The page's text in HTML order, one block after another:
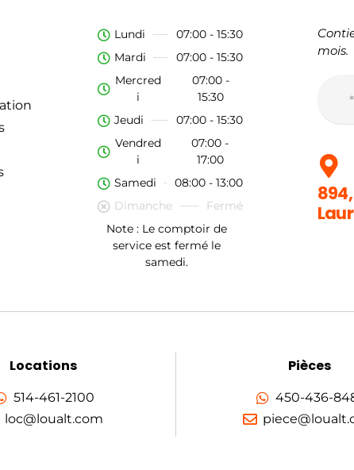
Lundi
07:00 - 15:30
Mardi
07:00 - 15:30
Mercred
i
07:00 -
15:30
Jeudi
07:00 - 15:30
Vendred
i
07:00 -
17:00
Samedi
08:00 - 13:00
Dimanche
Fermé
Note : Le comptoir de
service est fermé le
samedi.
mois.
Locations
514-461-2100
loc@loualt.com
Pièces
450-436-